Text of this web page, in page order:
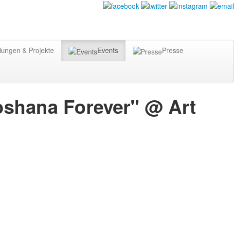
& Projekte Events Presse
Forever" @ Art